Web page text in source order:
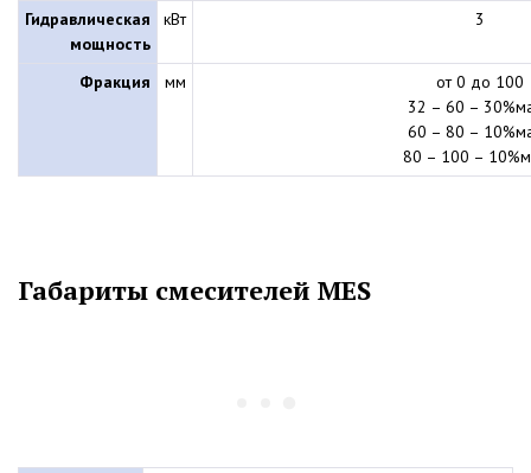
Гидравлическая
мощность
кВт 3
Фракция мм
от 0 до 100
32 – 60 –
60 – 80 –
80 – 100 –
Габариты смесителей MES